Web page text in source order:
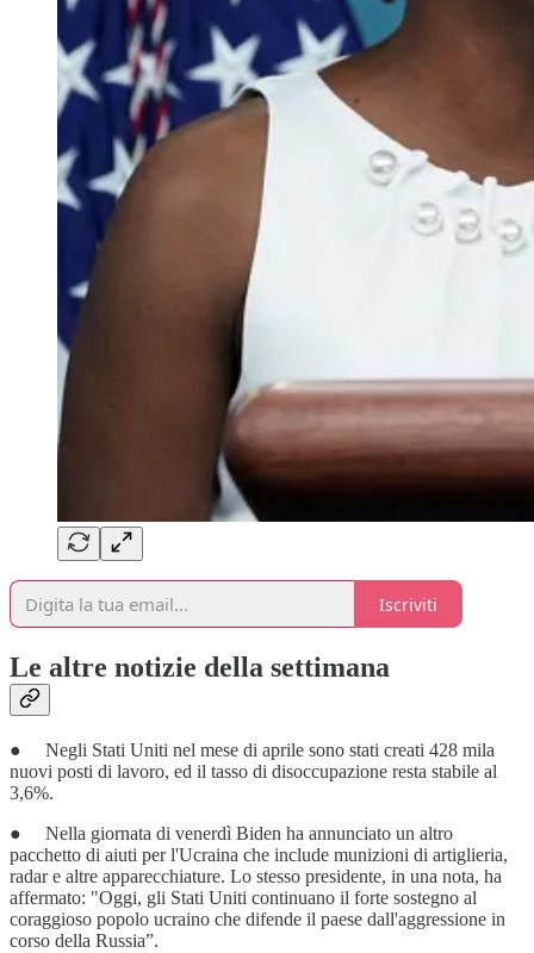
Iscriviti
Le altre notizie della settimana
● Negli Stati Uniti nel mese di aprile sono stati creati 428 mila
nuovi posti di lavoro, ed il tasso di disoccupazione resta stabile al
3,6%.
● Nella giornata di venerdì Biden ha annunciato un altro
pacchetto di aiuti per l'Ucraina che include munizioni di artiglieria,
radar e altre apparecchiature. Lo stesso presidente, in una nota, ha
affermato: "Oggi, gli Stati Uniti continuano il forte sostegno al
coraggioso popolo ucraino che difende il paese dall'aggressione in
corso della Russia”.